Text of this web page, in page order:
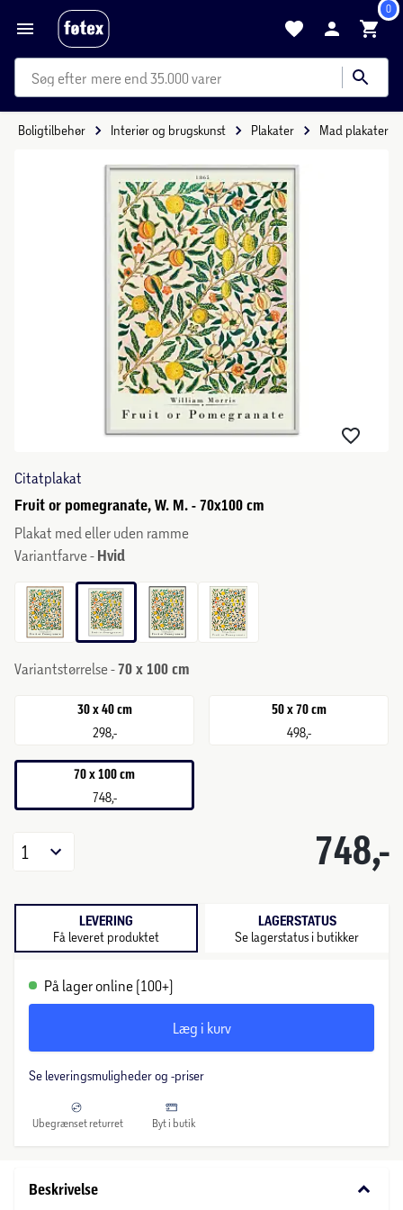
0
mere end 35.000 varer
Boligtilbehør Interiør og brugskunst Plakater Mad plakater
Citatplakat
Fruit or pomegranate, W. M. - 70x100 cm
Plakat med eller uden ramme
Variantfarve - Hvid
Variantstørrelse -70 x 100 cm
30 x 40 cm
298,-
50 x 70 cm
498,-
70 x 100 cm
748,-
748,-
1
LEVERING
Få leveret produktet
LAGERSTATUS
Se lagerstatus i butikker
På lager online (100+)
Læg i kurv
Se leveringsmuligheder og -priser
Ubegrænset returret Byt i butik
Beskrivelse keyboard_arrow_down